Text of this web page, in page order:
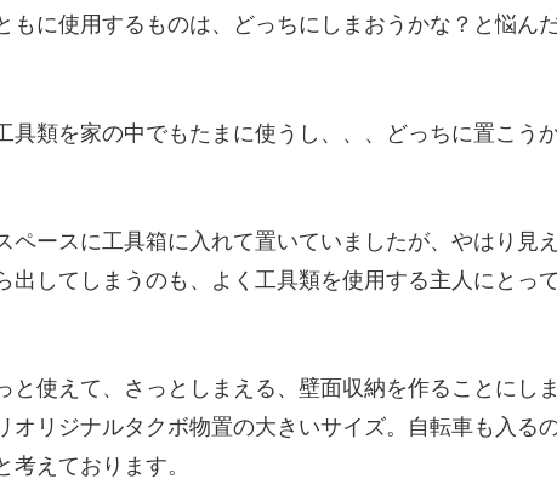
もに使用するものは、どっちにしまおうかな？と悩ん
具類を家の中でもたまに使うし、、、どっちに置こう
ペースに工具箱に入れて置いていましたが、やはり見
出してしまうのも、よく工具類を使用する主人にとっ
使えて、さっとしまえる、壁面収納を作ることにしま
オリジナルタクボ物置の大きいサイズ。自転車も入る
えております。